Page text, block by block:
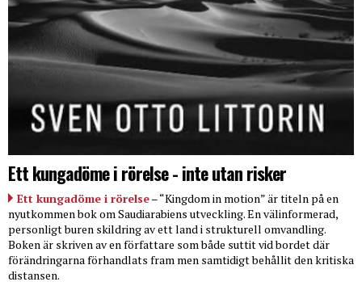
Ett kungadöme i rörelse - inte utan risker
Ett kungadöme i rörelse– “Kingdom in motion” är titeln på en
nyutkommen bok om Saudiarabiens utveckling. En välinformerad,
personligt buren skildring av ett land i strukturell omvandling.
Boken är skriven av en författare som både suttit vid bordet där
förändringarna förhandlats fram men samtidigt behållit den kritiska
distansen.